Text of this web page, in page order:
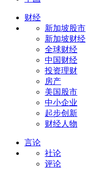
财经
新加坡股市
新加坡财经
全球财经
中国财经
投资理财
房产
美国股市
中小企业
起步创新
财经人物
言论
社论
评论